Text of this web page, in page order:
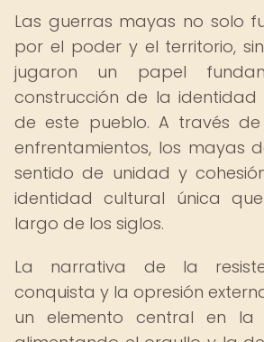
Las guerras mayas no solo
por el poder y el territorio,
jugaron un papel
construcción de la identidad
de este pueblo. A través
enfrentamientos, los mayas
sentido de unidad y
identidad cultural única
largo de los siglos.
La narrativa de la
conquista y la opresión
un elemento central en la